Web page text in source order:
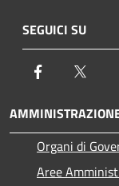
SEGUICI SU
Facebook
Organi di
Aree